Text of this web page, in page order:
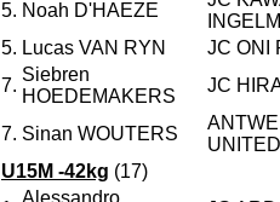
5. Noah D'HAEZE
5. Lucas VAN RYN
JC ONI
7.
Siebren
HOEDEMAKERS
JC
7. Sinan WOUTERS
U15M -42kg (17)
Alessandro